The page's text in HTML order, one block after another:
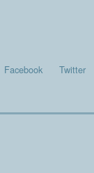
Facebook Twitter